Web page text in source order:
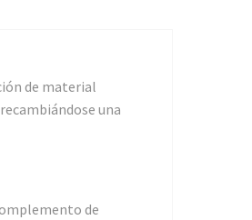
de material
una
de